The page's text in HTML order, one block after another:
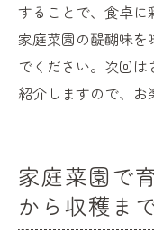
することで、食卓に
家庭菜園の醍醐味を
でください。次回
紹介しますので、お
家庭菜園で
から収穫ま